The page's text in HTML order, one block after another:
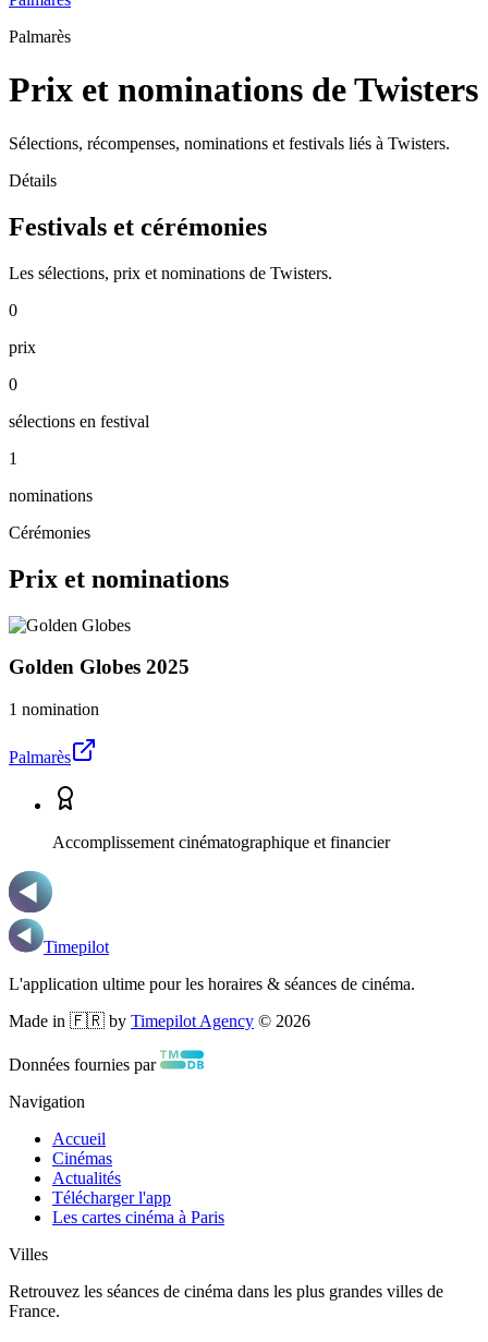
Palmarès
Prix et nominations de Twisters
Sélections, récompenses, nominations et festivals liés à Twisters.
Détails
Festivals et cérémonies
Les sélections, prix et nominations de Twisters.
0
prix
0
sélections en festival
1
nominations
Cérémonies
Prix et nominations
Golden Globes 2025
1 nomination
Palmarès
Accomplissement cinématographique et financier
Timepilot
L'application ultime pour les horaires & séances de cinéma.
Made in 🇫🇷 by Timepilot Agency © 2026
Données fournies par
Navigation
Accueil
Cinémas
Actualités
Télécharger l'app
Les cartes cinéma à Paris
Villes
Retrouvez les séances de cinéma dans les plus grandes villes de
France.